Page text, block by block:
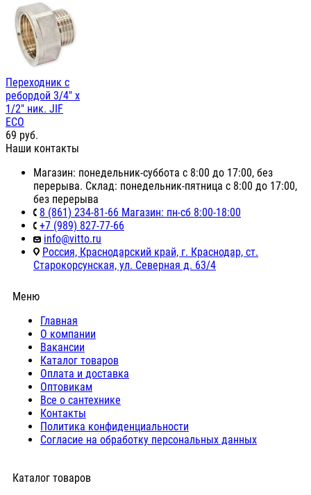
Переходник с
ребордой 3/4" х
1/2" ник. JIF
ЕСО
69 руб.
Наши контакты
Магазин: понедельник-суббота с 8:00 до 17:00, без
перерыва. Склад: понедельник-пятница с 8:00 до 17:00,
без перерыва
8 (861) 234-81-66 Магазин: пн-сб 8:00-18:00
+7 (989) 827-77-66
info@vitto.ru
Россия, Краснодарский край, г. Краснодар, ст.
Старокорсунская, ул. Северная д. 63/4
Меню
Главная
О компании
Вакансии
Каталог товаров
Оплата и доставка
Оптовикам
Все о сантехнике
Контакты
Политика конфиденциальности
Согласие на обработку персональных данных
Каталог товаров